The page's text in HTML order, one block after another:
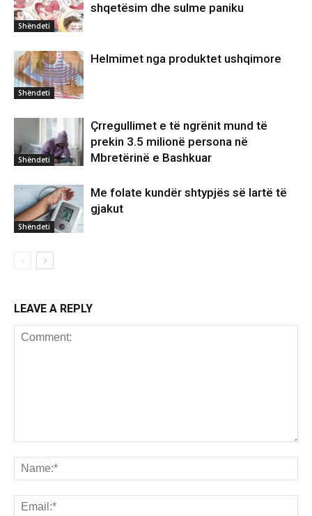
Shëndeti
shqetësim dhe sulme paniku
Shëndeti
Helmimet nga produktet ushqimore
Shëndeti
Çrregullimet e të ngrënit mund të
prekin 3.5 milionë persona në
Mbretërinë e Bashkuar
Shëndeti
Me folate kundër shtypjës së lartë të
gjakut
LEAVE A REPLY